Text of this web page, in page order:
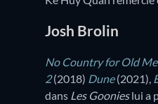
Josh Brolin
No Country for Old
2(2018) Dune(2021),
dans Les Goonieslui a